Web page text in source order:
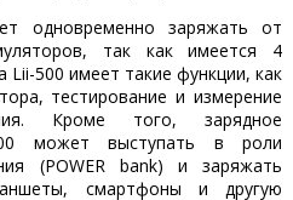
одновременно заряжать от
так как имеется 4
Lii-500 имеет такие функции, как
тестирование и измерение
Кроме того, зарядное
может выступать в роли
(POWER bank) и заряжать
смартфоны и другую